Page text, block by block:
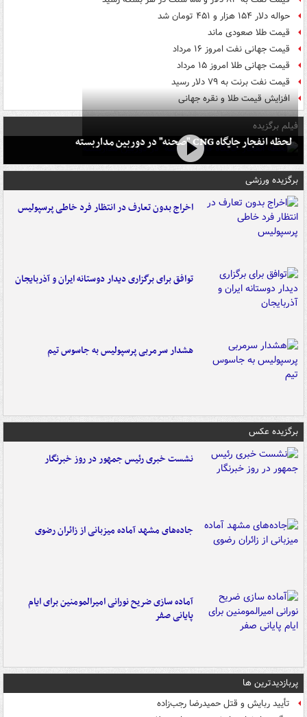
حواله دلار ۱۵۴ هزار و ۴۵۱ تومان شد
قیمت طلا صعودی ماند
قیمت جهانی نفت امروز ۱۶ مرداد
قیمت جهانی طلا امروز ۱۵ مرداد
قیمت نفت برنت به ۷۹ دلار رسید
افزایش قیمت طلا و نقره جهانی
فیلم برگزیده
لحظه انفجار جایگاه CNG "صحنه" در دوربین مداربسته
برگزیده ورزشی
اخراج بدون تعارف در انتظار فرد خاطی پرسپولیس
توافق برای برگزاری دیدار دوستانه ایران و آذربایجان
هشدار سرمربی پرسپولیس به جاسوس تیم
برگزیده عکس
نشست خبری رئیس جمهور در روز خبرنگار
جاده‌های مشهد آماده میزبانی از زائران رضوی
آماده سازی ضریح نورانی امیرالمومنین برای ایام
پایانی صفر
پربازدیدترین ها
تأیید ربایش و قتل حمیدرضا رجب‌زاده